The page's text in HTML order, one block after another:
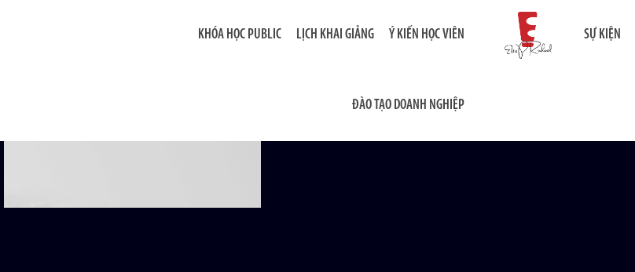
KHÓA HỌC PUBLIC LỊCH KHAI GIẢNG Ý KIẾN HỌC VIÊN
ĐÀO TẠO DOANH NGHIỆP
SỰ KIỆN